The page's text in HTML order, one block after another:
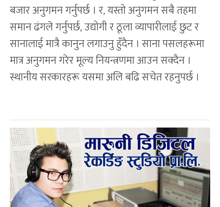
बजार अनुगमन गर्नुपर्छ । र, यस्तो अनुगमन सबै तहमा
समान ढंगले गर्नुपर्छ, उद्योगी र ठूला व्यापारीलाई छुट र
सानालाई मात्रै कानुन लगाउनु हुँदैन । साना पसलहरूमा
मात्र अनुगमन गरेर मूल्य नियन्त्रणमा आउन सक्दैन ।
स्थानीय सरकारहरू यसमा अलि बढि सचेत रहनुपर्छ ।